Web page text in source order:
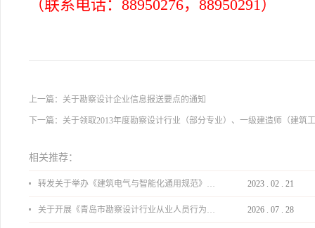
（联系电话： 88950276， 88950291）
上一篇： 关于勘察设计企业信息报送要点的通知
下一篇： 关于领取2013年度勘察设计行业（部分专业）、一级建造师（建筑
相关推荐：
转发关于举办《建筑电气与智能化通用规范》 GB55024-2022公益宣贯的通知 2023 . 02 . 21
关于开展《青岛市勘察设计行业从业人员行为导则》、《青岛市住宅工程设计审查品质提升指引（2026版）》宣贯活动的通知 2026 . 07 . 28